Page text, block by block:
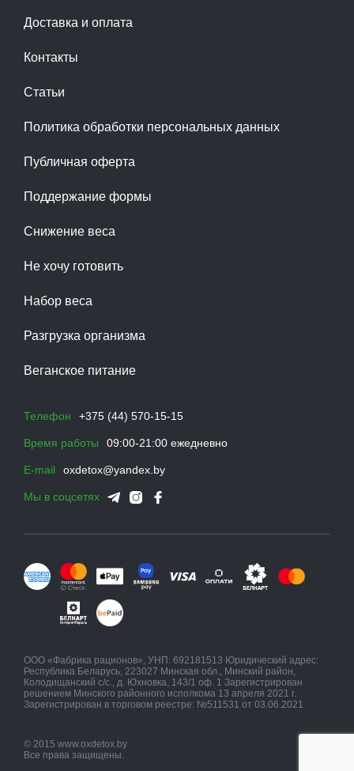
ООО «Фабрика рационов», УНП: 692181513 Юридический адрес:
Республика Беларусь, 223027 Минская обл., Минский район,
Колодищанский с/с., д. Юхновка, 143/1 оф. 1 Зарегистрирован
решением Минского районного исполкома 13 апреля 2021 г.
Зарегистрирован в торговом реестре: №511531 от 03.06.2021
© 2015 www.oxdetox.by
Все права защищены.
Телефон +375 (44) 570-15-15
Время работы 09:00-21:00 ежедневно
E-mail oxdetox@yandex.by
Мы в соцсетях
Доставка и оплата
Контакты
Статьи
Политика обработки персональных данных
Публичная оферта
Поддержание формы
Снижение веса
Не хочу готовить
Набор веса
Разгрузка организма
Веганское питание